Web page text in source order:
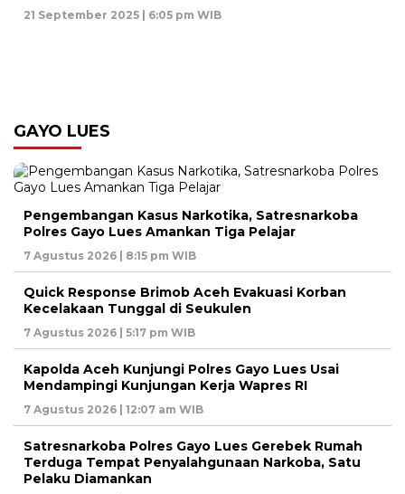
21 September 2025 | 6:05 pm WIB
GAYO LUES
Pengembangan Kasus Narkotika, Satresnarkoba
Polres Gayo Lues Amankan Tiga Pelajar
7 Agustus 2026 | 8:15 pm WIB
Quick Response Brimob Aceh Evakuasi Korban
Kecelakaan Tunggal di Seukulen
7 Agustus 2026 | 5:17 pm WIB
Kapolda Aceh Kunjungi Polres Gayo Lues Usai
Mendampingi Kunjungan Kerja Wapres RI
7 Agustus 2026 | 12:07 am WIB
Satresnarkoba Polres Gayo Lues Gerebek Rumah
Terduga Tempat Penyalahgunaan Narkoba, Satu
Pelaku Diamankan